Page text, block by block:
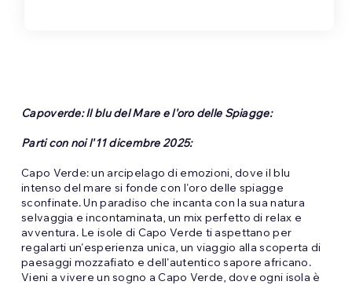
Capoverde: Il blu del Mare e l'oro delle Spiagge:
Parti con noi l'11 dicembre 2025:
Capo Verde: un arcipelago di emozioni, dove il blu
intenso del mare si fonde con l'oro delle spiagge
sconfinate. Un paradiso che incanta con la sua natura
selvaggia e incontaminata, un mix perfetto di relax e
avventura. Le isole di Capo Verde ti aspettano per
regalarti un'esperienza unica, un viaggio alla scoperta di
paesaggi mozzafiato e dell'autentico sapore africano.
Vieni a vivere un sogno a Capo Verde, dove ogni isola è